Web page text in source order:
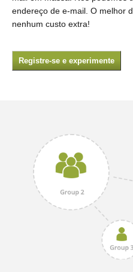
endereço de e-mail. O melhor
nenhum custo extra!
Registre-se e experimente